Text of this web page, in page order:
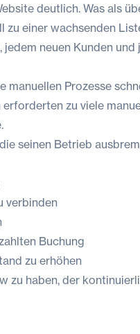
deutlich. Was als
einer wachsenden
neuen Kunden und
Prozesse
zu viele
seinen Betrieb
verbinden
Buchung
zu erhöhen
zu haben, der